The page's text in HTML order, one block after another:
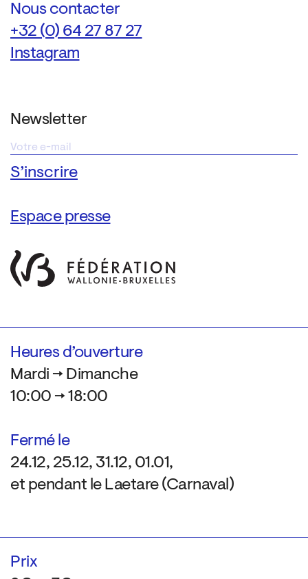
Nous contacter
+32 (0) 64 27 87 27
Instagram
Newsletter
Espace presse
Heures d’ouverture
Mardi → Dimanche
10:00 → 18:00
Fermé le
24.12, 25.12, 31.12, 01.01,
et pendant le Laetare (Carnaval)
Prix